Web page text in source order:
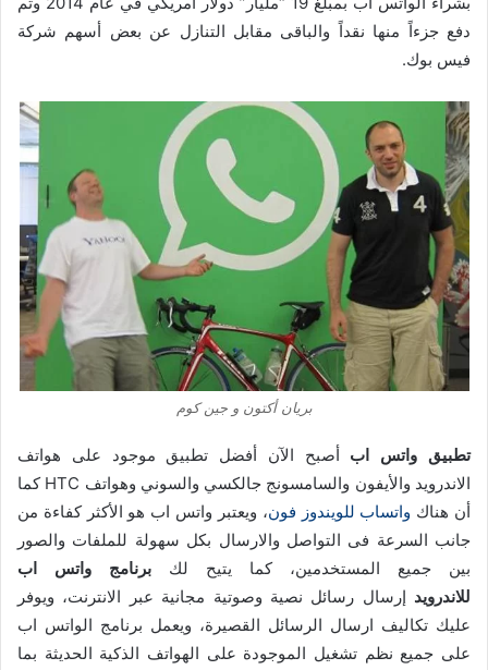
دفع جزءاً منها نقداً والباقى مقابل التنازل عن بعض أسهم شركة
فيس بوك.
بريان أكتون و جين كوم
تطبيق واتس اب أصبح الآن أفضل تطبيق موجود على هواتف
الاندرويد والأيفون والسامسونج جالكسي والسوني وهواتف HTC كما
أن هناك واتساب للويندوز فون، ويعتبر واتس اب هو الأكثر كفاءة من
جانب السرعة فى التواصل والارسال بكل سهولة للملفات والصور
بين جميع المستخدمين، كما يتيح لك برنامج واتس اب
للاندرويد إرسال رسائل نصية وصوتية مجانية عبر الانترنت، ويوفر
عليك تكاليف ارسال الرسائل القصيرة، ويعمل برنامج الواتس اب
على جميع نظم تشغيل الموجودة على الهواتف الذكية الحديثة بما